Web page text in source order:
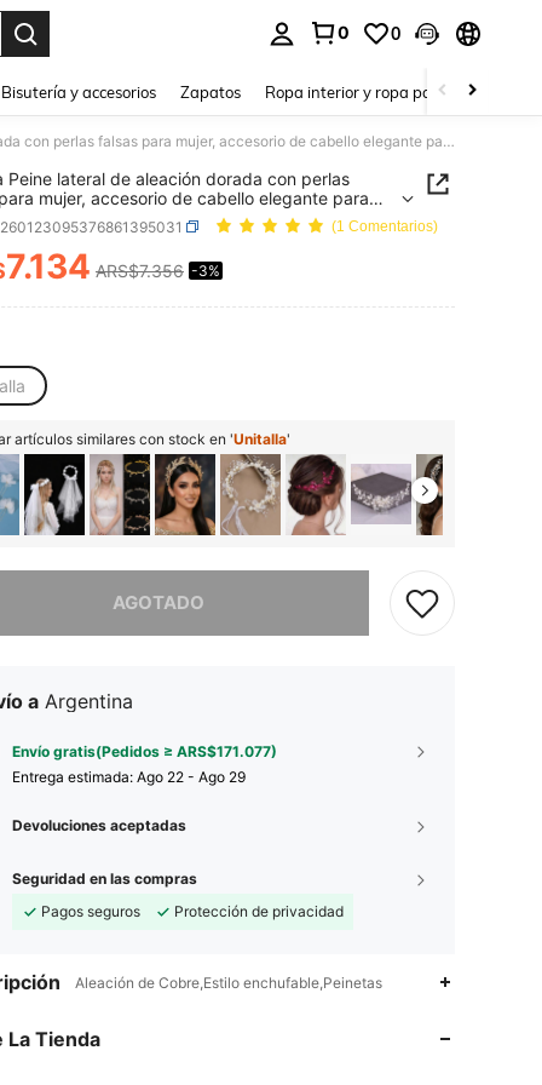
0 0
Bisutería y accesorios Zapatos Ropa interior y ropa para dormir
1 pieza Peine lateral de aleación dorada con perlas falsas para mujer, accesorio de cabello elegante para actuaciones, citas, ceremonia de mayoría de edad
Peine lateral de aleación dorada con perlas
mujer, accesorio de cabello elegante para
citas, ceremonia de mayoría de edad(1 Comentarios)
AND AVAILABILITY
7.134 ARS$7.356 -3%
artículos similares con stock en 'Unitalla'
AGOTADO
este producto está agotado.
a Argentina
Envío gratis(Pedidos ≥ ARS$171.077)
Entrega estimada: Ago 22 - Ago 29
Devoluciones aceptadas
Seguridad en las compras
Pagos seguros
Protección de privacidad
Aleación de Cobre,Estilo enchufable,Peinetas
La Tienda
4,93 813 14K
4,93